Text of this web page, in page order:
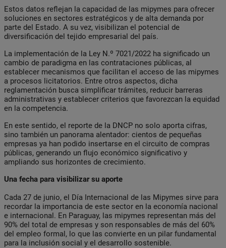
Estos datos reflejan la capacidad de las mipymes para ofrecer
soluciones en sectores estratégicos y de alta demanda por
parte del Estado. A su vez, visibilizan el potencial de
diversificación del tejido empresarial del país.
La implementación de la Ley N.º 7021/2022 ha significado un
cambio de paradigma en las contrataciones públicas, al
establecer mecanismos que facilitan el acceso de las mipymes
a procesos licitatorios. Entre otros aspectos, dicha
reglamentación busca simplificar trámites, reducir barreras
administrativas y establecer criterios que favorezcan la equidad
en la competencia.
En este sentido, el reporte de la DNCP no solo aporta cifras,
sino también un panorama alentador: cientos de pequeñas
empresas ya han podido insertarse en el circuito de compras
públicas, generando un flujo económico significativo y
ampliando sus horizontes de crecimiento.
Una fecha para visibilizar su aporte
Cada 27 de junio, el Día Internacional de las Mipymes sirve para
recordar la importancia de este sector en la economía nacional
e internacional. En Paraguay, las mipymes representan más del
90% del total de empresas y son responsables de más del 60%
del empleo formal, lo que las convierte en un pilar fundamental
para la inclusión social y el desarrollo sostenible.